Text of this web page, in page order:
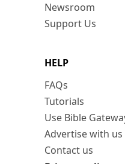
Newsroom
Support Us
HELP
FAQs
Tutorials
Use Bible
Advertise with us
Contact us